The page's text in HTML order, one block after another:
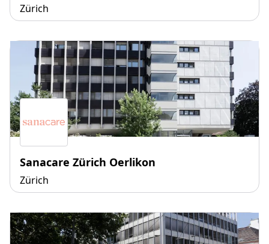
Zürich
Sanacare Zürich Oerlikon
Zürich